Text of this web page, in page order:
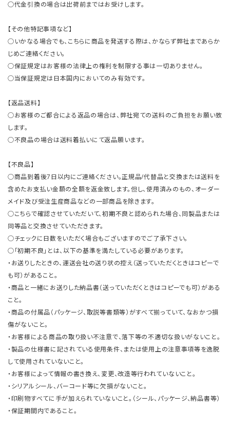
○代金引換の場合は出荷前まではお受けします。
【その他特記事項など】
○いかなる場合でも、こちらに商品を発送する際は、かならず弊社まであらか
じめご連絡ください。
○保証規定はお客様の法律上の権利を制限する事は一切ありません。
○当保証規定は日本国内においてのみ有効です。
【返品送料】
○お客様のご都合による返品の場合は、弊社宛ての送料のご負担をお願い致
します。
○不良品の場合は送料着払いにて返品願います。
【不良品】
○商品到着後7日以内にご連絡ください。正規品/代替品と交換または送料を
含めたお支払い金額の全額を返金致します。但し、使用済みのもの、オーダー
メイド及び受注生産商品などの一部商品を除きます。
○こちらで確認させていただいて、初期不良と認められた場合、同製品または
同等品と交換させていただきます。
○チェックに日数をいただく場合もございますのでご了承下さい。
○「初期不良」とは、以下の基準を満たしている必要があります。
・お送りしたときの、運送会社の送り状の控え（送っていただくときはコピーで
も可）があること。
・商品と一緒にお送りした納品書（送っていただくときはコピーでも可）がある
こと。
・商品の付属品（パッケージ、取説等書類等）がすべて揃っていて、なおかつ損
傷がないこと。
・お客様による商品の取り扱い不注意で、落下等の不適切な扱いがないこと。
・製品の仕様書に記されている使用条件、または使用上の注意事項等を逸脱
して使用されていないこと。
・お客様によって情報の書き換え、変更、改造等行われていないこと。
・シリアルシール、バーコード等に欠損がないこと。
・印刷物すべてに手が加えられていないこと。（シール、パッケージ、納品書等）
・保証期間内であること。